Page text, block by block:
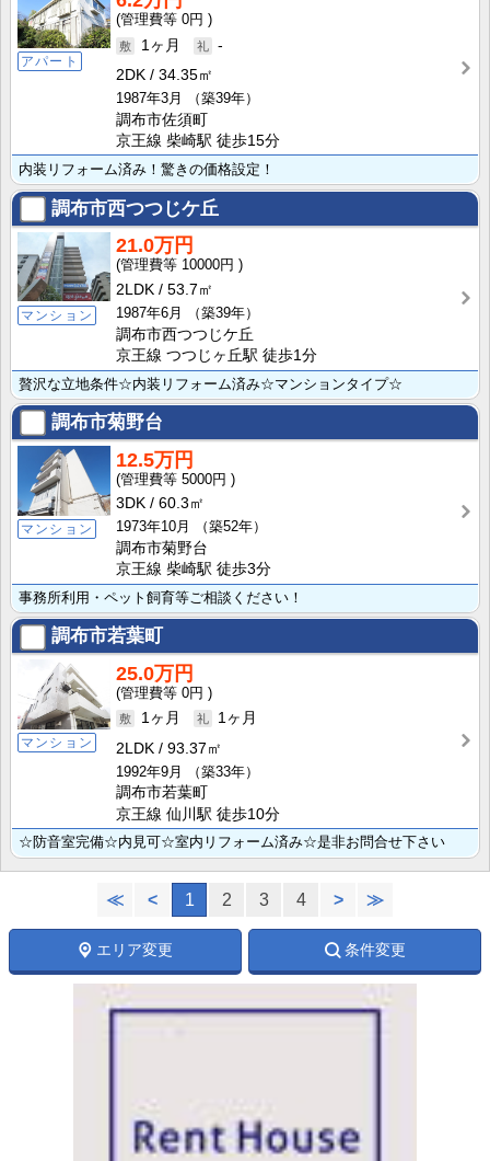
アパート
0円
1ヶ月
-
2DK
34.35㎡
1987年3月
（築39年）
調布市佐須町
京王線 柴崎駅 徒歩15分
内装リフォーム済み！驚きの価格設定！
調布市西つつじケ丘
マンション
21.0万円
10000円
2LDK
53.7㎡
1987年6月
（築39年）
調布市西つつじケ丘
京王線 つつじヶ丘駅 徒歩1分
贅沢な立地条件☆内装リフォーム済み☆マンションタイプ☆
調布市菊野台
マンション
12.5万円
5000円
3DK
60.3㎡
1973年10月
（築52年）
調布市菊野台
京王線 柴崎駅 徒歩3分
事務所利用・ペット飼育等ご相談ください！
調布市若葉町
マンション
25.0万円
0円
1ヶ月
1ヶ月
2LDK
93.37㎡
1992年9月
（築33年）
調布市若葉町
京王線 仙川駅 徒歩10分
☆防音室完備☆内見可☆室内リフォーム済み☆是非お問合せ下さい
≪ < 1 2 3 4 > ≫
エリア変更 条件変更